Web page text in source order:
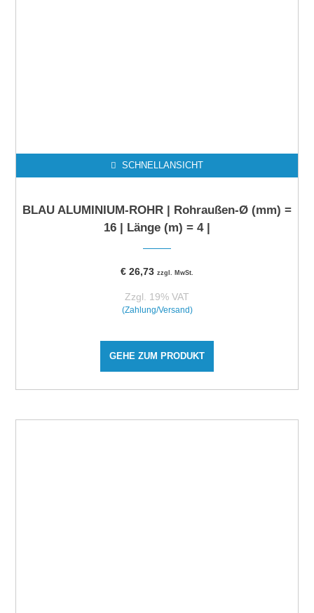
SCHNELLANSICHT
BLAU ALUMINIUM-ROHR | Rohraußen-Ø (mm) =
16 | Länge (m) = 4 |
€ 26,73 zzgl. MwSt.
Zzgl. 19% VAT
(Zahlung/Versand)
GEHE ZUM PRODUKT